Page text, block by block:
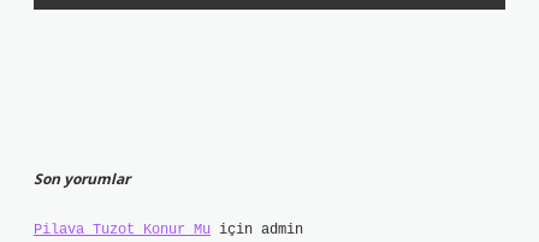
Son yorumlar
Pilava Tuzot Konur Mu için admin